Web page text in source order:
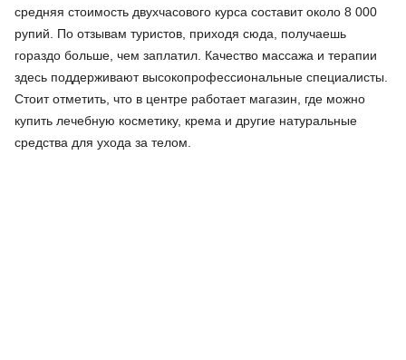
средняя стоимость двухчасового курса составит около 8 000
рупий. По отзывам туристов, приходя сюда, получаешь
гораздо больше, чем заплатил. Качество массажа и терапии
здесь поддерживают высокопрофессиональные специалисты.
Стоит отметить, что в центре работает магазин, где можно
купить лечебную косметику, крема и другие натуральные
средства для ухода за телом.